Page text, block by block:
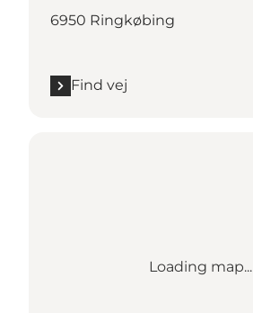
6950 Ringkøbing
Find vej
Loading map...